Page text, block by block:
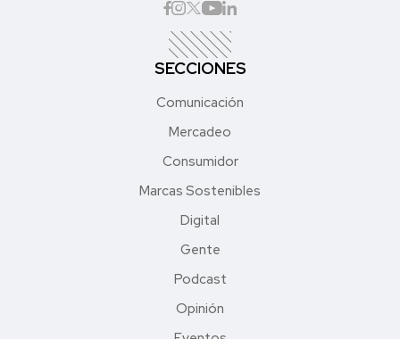
SECCIONES
Comunicación
Mercadeo
Consumidor
Marcas Sostenibles
Digital
Gente
Podcast
Opinión